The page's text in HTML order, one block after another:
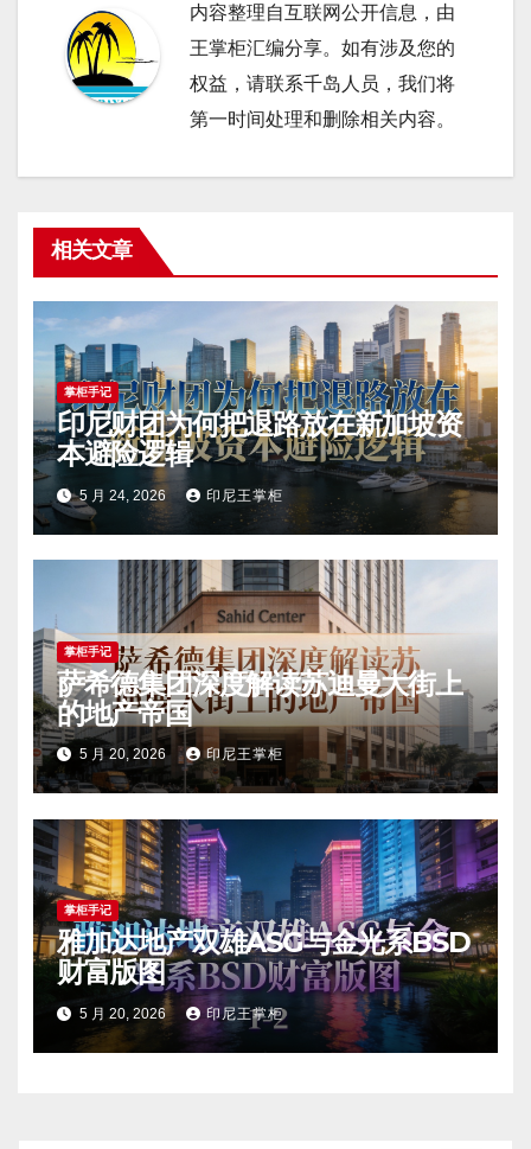
内容整理自互联网公开信息，由
王掌柜汇编分享。如有涉及您的
权益，请联系千岛人员，我们将
第一时间处理和删除相关内容。
相关文章
掌柜手记
印尼财团为何把退路放在新加坡资
本避险逻辑
5 月 24, 2026 印尼王掌柜
掌柜手记
萨希德集团深度解读苏迪曼大街上
的地产帝国
5 月 20, 2026 印尼王掌柜
掌柜手记
雅加达地产双雄ASG与金光系BSD
财富版图
5 月 20, 2026 印尼王掌柜